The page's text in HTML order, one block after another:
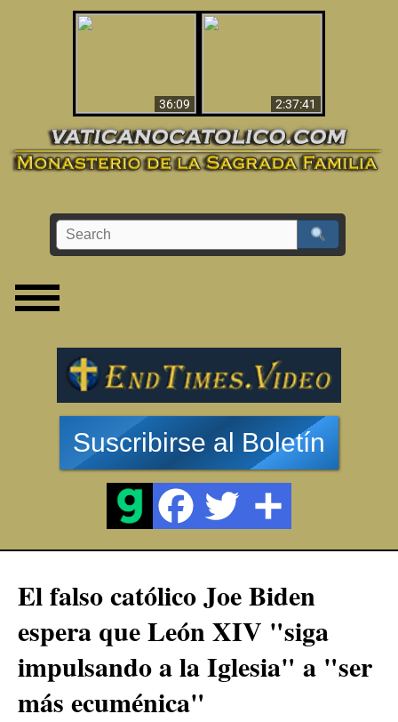
36:09
2:37:41
Suscribirse al Boletín
El falso católico Joe Biden
espera que León XIV "siga
impulsando a la Iglesia" a "ser
más ecuménica"